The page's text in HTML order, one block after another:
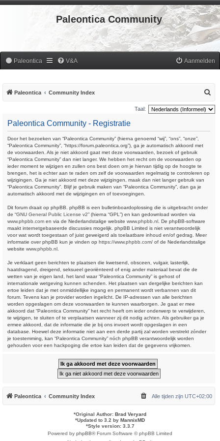
Paleontica Community
Paleontica V&A Aanmelden
Paleontica Community Index
o
e
Taal:
Paleontica Community - Registratie
Door het bezoeken van “Paleontica Community” (hierna genoemd “wij”, “ons”, “onze”,
“Paleontica Community”, “https://forum.paleontica.org”), ga je automatisch akkoord met
de voorwaarden. Als je niet akkoord gaat met deze voorwaarden, bezoek of gebruik
“Paleontica Community” dan niet langer. We hebben het recht om de voorwaarden op
ieder moment te wijzigen en zullen ons best doen om je hiervan tijdig op de hoogte te
brengen, het is echter aan te raden om zelf de voorwaarden regelmatig te controleren op
wijzigingen. Ga je niet akkoord met deze wijzigingen, maak dan niet langer gebruik van
“Paleontica Community”. Blijf je gebruik maken van “Paleontica Community”, dan ga je
automatisch akkoord met de wijzigingen en of toevoegingen.
Dit forum draait op phpBB. phpBB is een bulletinboardoplossing die is uitgebracht onder
de “GNU General Public License v2” (hierna “GPL”) en kan gedownload worden via
www.phpbb.com en via de Nederlandstalige website www.phpbb.nl . De phpBB-software
maakt internetgebaseerde discussies mogelijk. phpBB Limited is niet verantwoordelijk
voor wat wordt toegestaan of juist geweigerd als toelaatbare inhoud en/of gedrag. Meer
informatie over phpBB kun je vinden op https://www.phpbb.com/ of de Nederlandstalige
website www.phpbb.nl
Je verklaart geen berichten te plaatsen die kwetsend, obsceen, vulgair, lasterlijk,
haatdragend, dreigend, seksueel georiënteerd of enig ander materiaal bevat die de
wetten van je eigen land, het land waar “Paleontica Community” is gehost of
internationale wetgeving kunnen schenden. Het plaatsen van dergelijke berichten kan
ertoe leiden dat je met onmiddellijke ingang en permanent wordt verbannen van dit
forum. Tevens kan je provider worden ingelicht. De IP-adressen van alle berichten
worden opgeslagen om deze voorwaarden te kunnen waarborgen. Je gaat er mee
akkoord dat “Paleontica Community” het recht heeft om ieder onderwerp te verwijderen,
te wijzigen, te sluiten of te verplaatsen wanneer zij dit nodig achten. Als gebruiker ga je
ermee akkoord, dat de informatie die je bij ons invoert wordt opgeslagen in een
database. Hoewel deze informatie niet aan een derde partij zal worden verstrekt zónder
je toestemming, kan “Paleontica Community” nóch phpBB verantwoordelijk worden
gehouden voor een hackpoging die ertoe kan leiden dat de gegevens vrijkomen.
Paleontica Community Index Alle tijden zijn UTC+02:00
*Original Author: Brad Veryard
*Updated to 3.2 by MannixMD
*Style version: 3.3.7
Powered by phpBB® Forum Software © phpBB Limited